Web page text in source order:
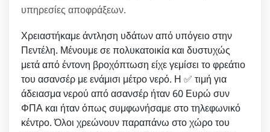
υπηρεσίες αποφράξεων.
Χρειαστήκαμε άντληση υδάτων από υπόγειο στην
Πεντέλη. Μένουμε σε πολυκατοικία και δυστυχώς
μετά από έντονη βροχόπτωση είχε γεμίσει το φρεάτιο
του ασανσέρ με ενάμισι μέτρο νερό. Η ✅ τιμή για
άδειασμα νερού από ασανσέρ ήταν 60 Ευρώ συν
ΦΠΑ και ήταν όπως συμφωνήσαμε στο τηλεφωνικό
κέντρο. Όλοι χρεώνουν παραπάνω στο χώρο του